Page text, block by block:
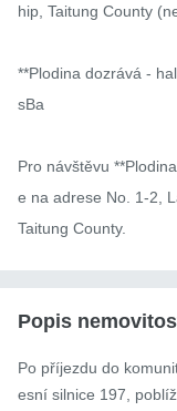
hip, Taitung County
**Plodina dozrává -
sBa
Pro návštěvu
e na adrese No. 1-2,
Taitung County.
Popis
Po příjezdu do
esní silnice 197,